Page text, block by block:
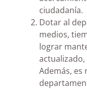
ciudadanía.
Dotar al
medios,
lograr
Además, es